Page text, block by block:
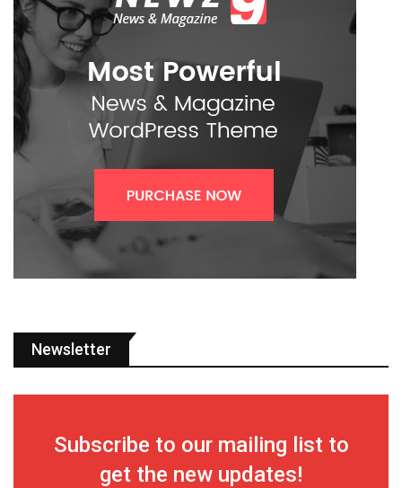
Newsletter
Subscribe to our mailing list to
get the new updates!